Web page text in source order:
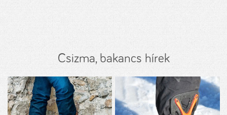
Csizma, bakancs hírek